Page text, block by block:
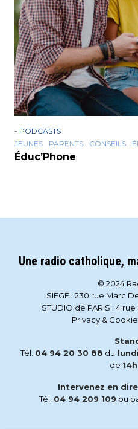
- PODCASTS
JEUNES
PARENTS CONSEILS
Éduc’Phone
Une radio catholique,
© 2024
SIEGE : 230 rue Marc
STUDIO de PARIS : 4
Privacy &
Tél. 04 94 20 30 88 du lundi
de 14h
Intervenez en
Tél. 04 94 209 109 ou